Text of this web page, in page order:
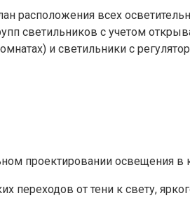
расположения всех
светильников с учетом
и светильники с
проектировании освещения
переходов от тени к свету,